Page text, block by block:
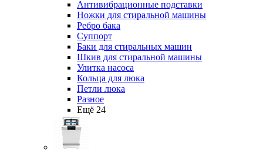
Антивибрационные подставки
Ножки для стиральной машины
Ребро бака
Суппорт
Баки для стиральных машин
Шкив для стиральной машины
Улитка насоса
Кольца для люка
Петли люка
Разное
Ещё 24